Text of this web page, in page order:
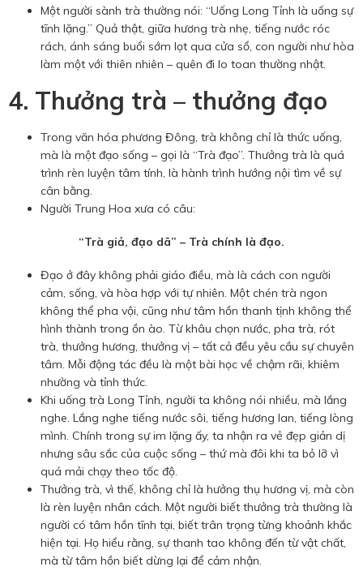
Một người sành trà thường nói: “Uống Long Tỉnh là uống sự
tĩnh lặng.” Quả thật, giữa hương trà nhẹ, tiếng nước róc
rách, ánh sáng buổi sớm lọt qua cửa sổ, con người như hòa
làm một với thiên nhiên – quên đi lo toan thường nhật.
4. Thưởng trà – thưởng đạo
Trong văn hóa phương Đông, trà không chỉ là thức uống,
mà là một đạo sống – gọi là “Trà đạo”. Thưởng trà là quá
trình rèn luyện tâm tính, là hành trình hướng nội tìm về sự
cân bằng.
Người Trung Hoa xưa có câu:
“Trà giả, đạo dã” – Trà chính là đạo.
Đạo ở đây không phải giáo điều, mà là cách con người
cảm, sống, và hòa hợp với tự nhiên. Một chén trà ngon
không thể pha vội, cũng như tâm hồn thanh tịnh không thể
hình thành trong ồn ào. Từ khâu chọn nước, pha trà, rót
trà, thưởng hương, thưởng vị – tất cả đều yêu cầu sự chuyên
tâm. Mỗi động tác đều là một bài học về chậm rãi, khiêm
nhường và tỉnh thức.
Khi uống trà Long Tỉnh, người ta không nói nhiều, mà lắng
nghe. Lắng nghe tiếng nước sôi, tiếng hương lan, tiếng lòng
mình. Chính trong sự im lặng ấy, ta nhận ra vẻ đẹp giản dị
nhưng sâu sắc của cuộc sống – thứ mà đôi khi ta bỏ lỡ vì
quá mải chạy theo tốc độ.
Thưởng trà, vì thế, không chỉ là hưởng thụ hương vị, mà còn
là rèn luyện nhân cách. Một người biết thưởng trà thường là
người có tâm hồn tĩnh tại, biết trân trọng từng khoảnh khắc
hiện tại. Họ hiểu rằng, sự thanh tao không đến từ vật chất,
mà từ tâm hồn biết dừng lại để cảm nhận.